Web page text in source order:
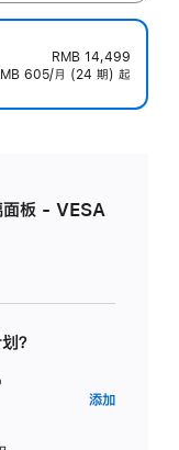
RMB 14,499
605/月 (24 期) 起
板 - VESA
？
添加